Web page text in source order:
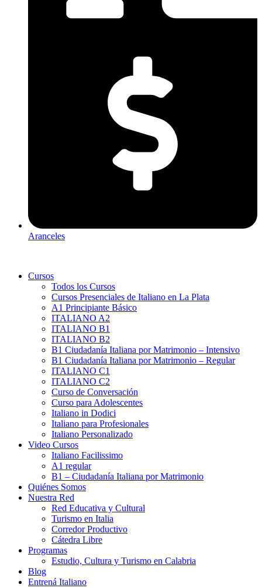
Aranceles
Cursos
Todos los Cursos
Cursos Presenciales de Italiano en La Plata
A1 Principiante Básico
ITALIANO A2
ITALIANO B1
ITALIANO B2
B1 Ciudadanía Italiana por Matrimonio – Intensivo
B1 Ciudadanía Italiana por Matrimonio – Regular
ITALIANO C1
ITALIANO C2
Curso de Conversación
Curso para Adolescentes
Italiano in Dodici
Italiano para Profesionales
Italiano Personalizado
Video Cursos
Italiano Facilissimo
A1 regular
B1 – Ciudadanía Italiana por Matrimonio
Quiénes Somos
Nuestra Red
Red Educativa y Cultural
Turismo en Italia
Corredor Productivo
Cátedra Libre
Programas
Estudio, Cultura y Turismo en Calabria
Blog
Entrená Italiano